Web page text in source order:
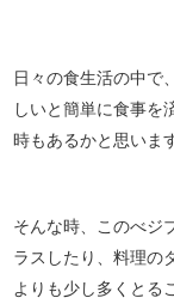
日々の食生活の中で
しいと簡単に食事を
時もあるかと思います
そんな時、このべジ
ラスしたり、料理の
よりも少し多くとる